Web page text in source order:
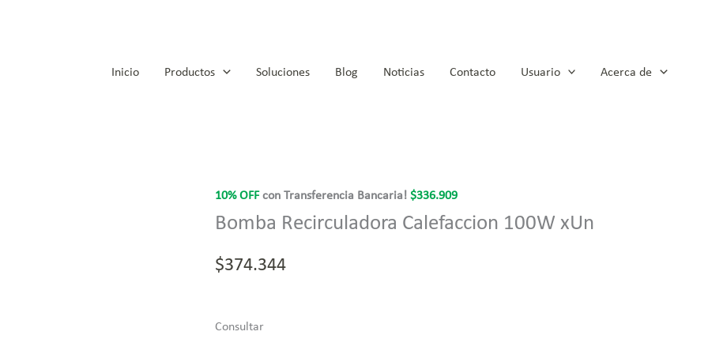
Inicio
Productos Soluciones Blog Noticias Contacto Usuario Acerca de
10% OFFcon Transferencia Bancaria!$336.909
Bomba Recirculadora Calefaccion 100W xUn
$374.344
Consultar